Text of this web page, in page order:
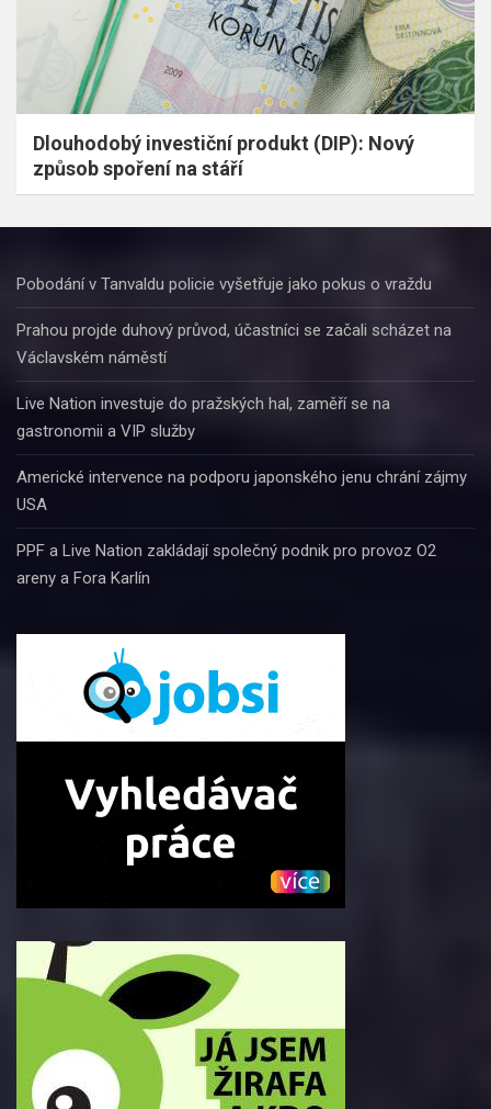
Dlouhodobý investiční produkt (DIP): Nový
způsob spoření na stáří
Pobodání v Tanvaldu policie vyšetřuje jako pokus o vraždu
Prahou projde duhový průvod, účastníci se začali scházet na
Václavském náměstí
Live Nation investuje do pražských hal, zaměří se na
gastronomii a VIP služby
Americké intervence na podporu japonského jenu chrání zájmy
USA
PPF a Live Nation zakládají společný podnik pro provoz O2
areny a Fora Karlín